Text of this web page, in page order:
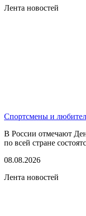
Лента новостей
Спортсмены и
В России отмечают
по всей стране
08.08.2026
Лента новостей